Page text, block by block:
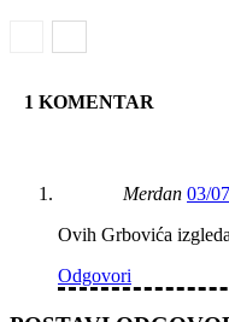
1 KOMENTAR
Merdan 03/
Ovih Grbovića
Odgovori